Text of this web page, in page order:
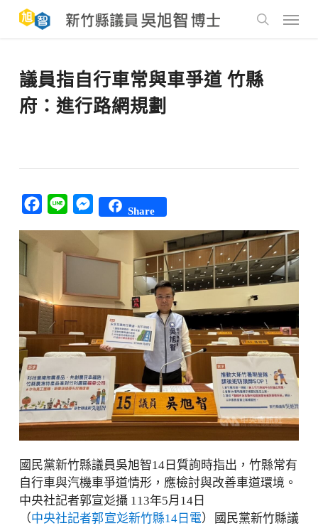
main
Menu
議員指自行車常與車爭道 竹縣
府：進行路網規劃
Facebook
Line Messenger
Share
國民黨新竹縣議員吳旭智14日質詢時指出，竹縣常有
自行車與汽機車爭道情形，應檢討與改善車道環境。
中央社記者郭宣彣攝 113年5月14日
（中央社記者郭宣彣新竹縣14日電）國民黨新竹縣議